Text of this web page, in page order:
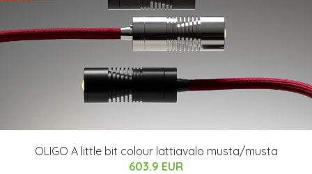
OLIGO A little bit colour lattiavalo musta/musta
603.9 EUR